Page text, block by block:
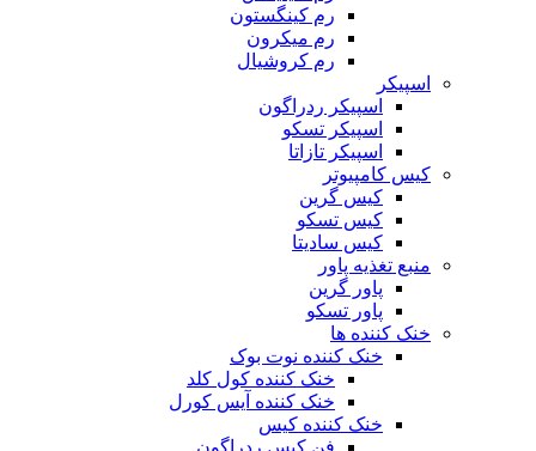
رم کینگستون
رم میکرون
رم کروشیال
اسپیکر
اسپیکر ردراگون
اسپیکر تسکو
اسپیکر تازاتا
کیس کامپیوتر
کیس گرین
کیس تسکو
کیس سادیتا
منبع تغذیه‌ پاور
پاور گرین
پاور تسکو
خنک کننده ها
خنک کننده نوت بوک
خنک کننده کول کلد
خنک کننده آیس کورل
خنک کننده کیس
فن کیس ردراگون